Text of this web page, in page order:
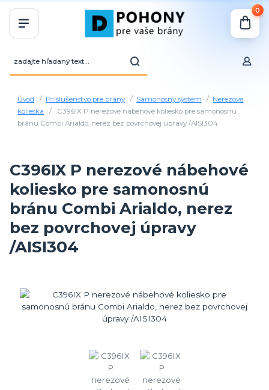
0
Úvod Príslušenstvo pre brány Samonosný systém
Nerezové
kolieska
C396IX P nerezové nábehové koliesko pre samonosnú
bránu Combi Arialdo, nerez bez povrchovej úpravy /AISI304
C396IX P nerezové nábehové
koliesko pre samonosnú
bránu Combi Arialdo, nerez
bez povrchovej úpravy
/AISI304